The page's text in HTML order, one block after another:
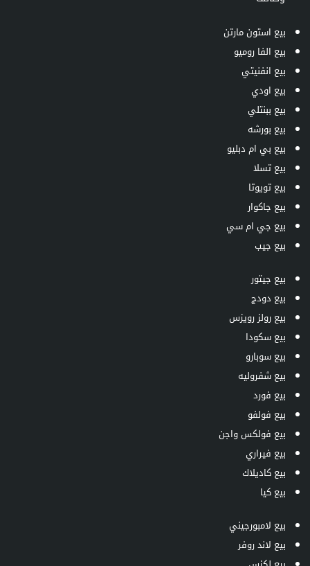
بيع استون مارتن
بيع الفا روميو
بيع انفنيتي
بيع اودي
بيع ببنتلي
بيع بورشه
بيع بي ام دبليو
بيع تسلا
بيع تويوتا
بيع جاكوار
بيع جي ام سي
بيع جيب
بيع جيتور
بيع دودج
بيع رولز رويزس
بيع سكودا
بيع سوبارو
بيع شفروليه
بيع فورد
بيع فولفو
بيع فولكس واجن
بيع فيراري
بيع كاديلاك
بيع كيا
بيع لامبورجيني
بيع لاند روفر